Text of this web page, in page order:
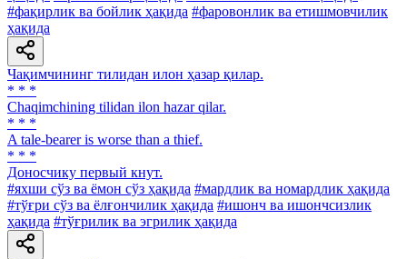
#фақирлик ва бойлик ҳақида #фаровонлик ва етишмовчилик
ҳақида
Чақимчининг тилидан илон ҳазар қилар.
* * *
Chaqimchining tilidan ilon hazar qilar.
* * *
A tale-bearer is worse than a thief.
* * *
Доносчику первый кнут.
#яхши сўз ва ёмон сўз ҳақида #мардлик ва номардлик ҳақида
#тўғри сўз ва ёлғончилик ҳақида #ишонч ва ишончсизлик
ҳақида #тўғрилик ва эгрилик ҳақида